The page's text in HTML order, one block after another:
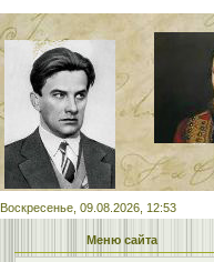
Воскресенье, 09.08.2026, 12:53
Меню сайта